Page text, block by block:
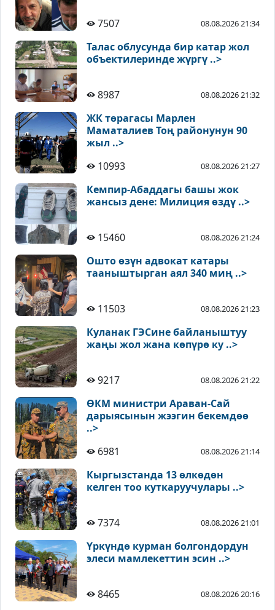
7507 08.08.2026 21:34
Талас облусунда бир катар жол
объектилеринде жүргү ..>
8987 08.08.2026 21:32
ЖК төрагасы Марлен
Маматалиев Тоң районунун 90
жыл ..>
10993
08.08.2026 21:27
Кемпир-Абаддагы башы жок
жансыз дене: Милиция өздү ..>
15460 08.08.2026 21:24
Ошто өзүн адвокат катары
тааныштырган аял 340 миң ..>
11503 08.08.2026 21:23
Куланак ГЭСине байланыштуу
жаңы жол жана көпүрө ку ..>
9217 08.08.2026 21:22
ӨКМ министри Араван-Сай
дарыясынын жээгин бекемдөө
..>
6981
08.08.2026 21:14
Кыргызстанда 13 өлкөдөн
келген тоо куткаруучулары ..>
7374 08.08.2026 21:01
Үркүндө курман болгондордун
элеси мамлекеттин эсин ..>
8465 08.08.2026 20:16